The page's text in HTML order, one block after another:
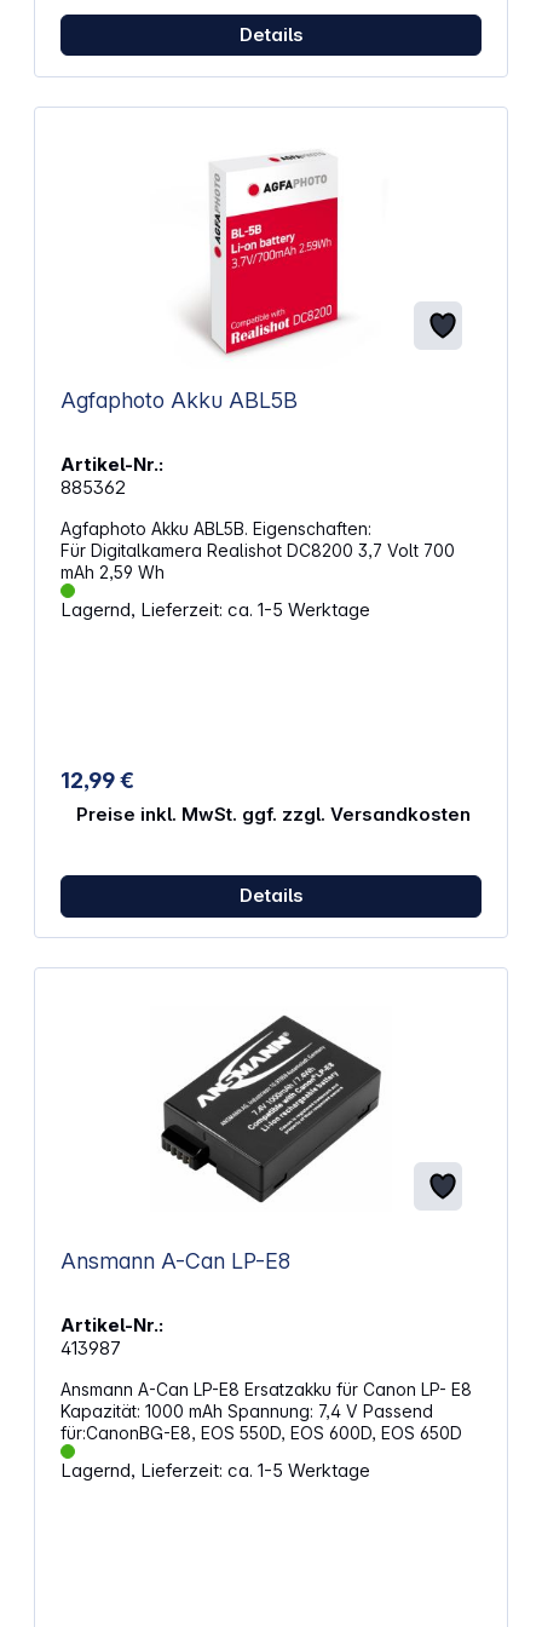
Details
Agfaphoto Akku ABL5B
Artikel-Nr.:
885362
Agfaphoto Akku ABL5B. Eigenschaften:
Für Digitalkamera Realishot DC8200 3,7 Volt 700
mAh 2,59 Wh
Lagernd, Lieferzeit: ca. 1-5 Werktage
12,99 €
Preise inkl. MwSt. ggf. zzgl. Versandkosten
Details
Ansmann A-Can LP-E8
Artikel-Nr.:
413987
Ansmann A-Can LP-E8 Ersatzakku für Canon LP- E8
Kapazität: 1000 mAh Spannung: 7,4 V Passend
für:CanonBG-E8, EOS 550D, EOS 600D, EOS 650D
Lagernd, Lieferzeit: ca. 1-5 Werktage